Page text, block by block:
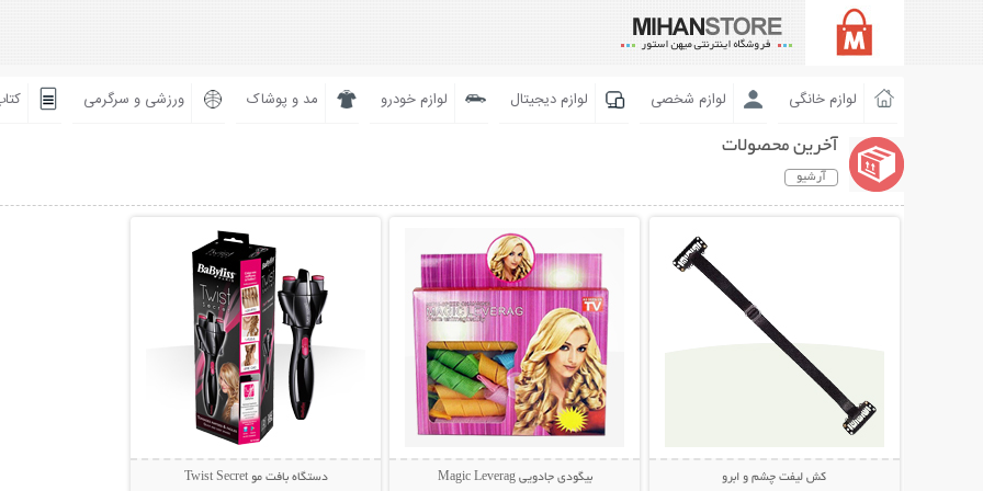
لوازم خانگی لوازم شخصی لوازم دیجیتال لوازم خودرو مد و پوشاک ورزشی و سرگرمی
آخرین محصولات
آرشیو
کش لیفت چشم و ابرو بیگودی جادویی Magic Leverag دستگاه بافت مو Twist Secret